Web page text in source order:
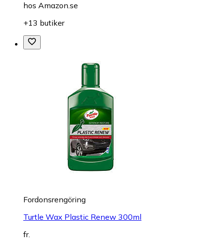
hos Amazon.se
+13 butiker
Fordonsrengöring
Turtle Wax Plastic Renew 300ml
fr.